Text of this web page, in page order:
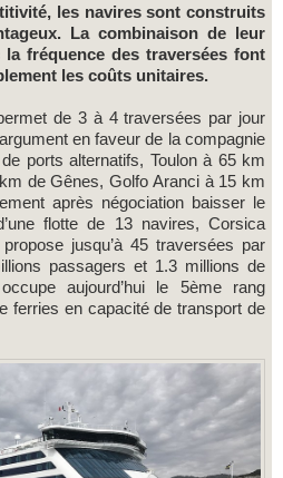
La combinaison de leur
la fréquence des traversées font
les coûts unitaires.
de 3 à 4 traversées par jour
en faveur de la compagnie
ports alternatifs, Toulon à 65 km
de Gênes, Golfo Aranci à 15 km
après négociation baisser le
flotte de 13 navires, Corsica
jusqu’à 45 traversées par
passagers et 1.3 millions de
aujourd’hui le 5ème rang
ferries en capacité de transport de